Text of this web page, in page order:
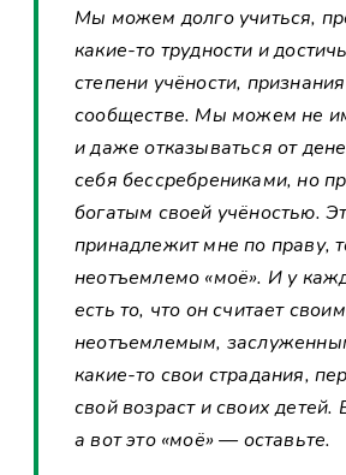
Мы можем долго учиться,
какие-то трудности и
степени учёности,
сообществе. Мы можем не
и даже отказываться от
себя бессребрениками, но
богатым своей учёностью.
принадлежит мне по праву,
неотъемлемо «моё». И у
есть то, что он считает своим
неотъемлемым,
какие-то свои страдания,
свой возраст и своих детей.
а вот это «моё» — оставьте.